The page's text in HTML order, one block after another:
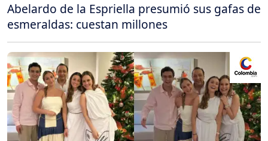
Abelardo de la Espriella presumió sus gafas de
esmeraldas: cuestan millones